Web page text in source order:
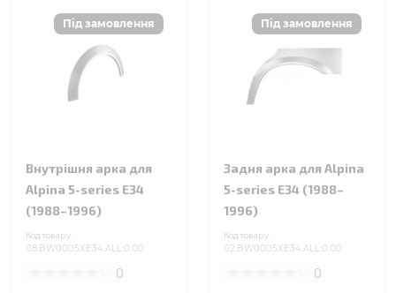
Внутрішня арка для
Alpina 5-series E34
(1988–1996)
Код товару:
08.BW0005XE34.ALL.0.00
0
Задня арка для Alpina
5-series E34 (1988–
1996)
Код товару:
02.BW0005XE34.ALL.0.00
0